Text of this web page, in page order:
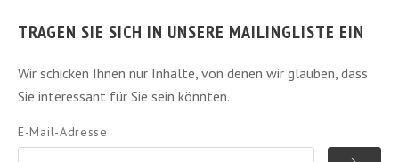
TRAGEN SIE SICH IN UNSERE MAILINGLISTE EIN
Wir schicken Ihnen nur Inhalte, von denen wir glauben, dass
Sie interessant für Sie sein könnten.
E-Mail-Adresse